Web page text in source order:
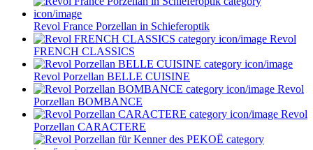
Revol France Porzellan in Schieferoptik
Revol
FRENCH CLASSICS
Revol Porzellan BELLE CUISINE
Revol
Porzellan BOMBANCE
Revol
Porzellan CARACTERE